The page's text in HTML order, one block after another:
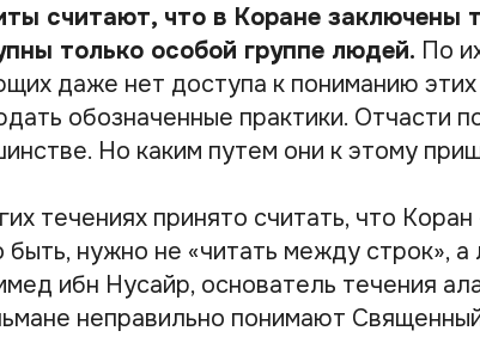
считают, что в Коране заключены
только особой группе людей. По
даже нет доступа к пониманию
обозначенные практики. Отчасти
Но каким путем они к этому
течениях принято считать, что
быть, нужно не «читать между строк»,
ибн Нусайр, основатель течения
неправильно понимают